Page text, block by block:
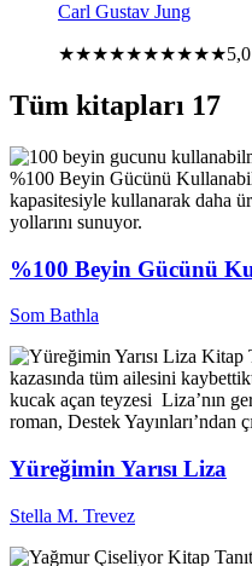
Carl Gustav Jung
★★★★★★★★★★5,0
Tüm kitapları 17
%100 Beyin Gücünü
kapasitesiyle kullanarak daha
yollarını sunuyor.
%100 Beyin Gücünü
Som Bathla
Kitap
kazasında tüm ailesini
kucak açan teyzesi Liza’nın
roman, Destek Yayınları’ndan
Yüreğimin Yarısı Liza
Stella M. Trevez
Kitap